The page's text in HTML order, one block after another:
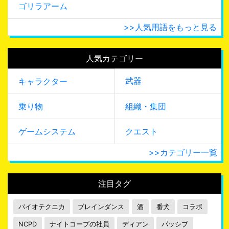
ゴリラアーム
>>人気用語をもっと見る
人気カテゴリー
キャラクター 武器
乗り物 組織・集団
ゲームシステム クエスト
>>カテゴリー一覧
注目タグ
バイオテクニカ ブレインダンス 酒 番犬 コラボ
NCPD ナイトコープの社員 ディアン パッシブ